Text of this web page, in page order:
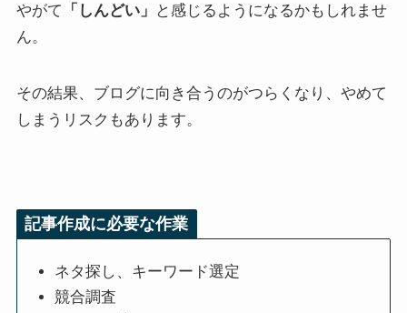
やがて 「しんどい」
と感じるようになるかもしれませ
ん。
その結果、ブログに向き合うのがつらくなり、やめて
しまうリスクもあります。
記事作成に必要な作業
ネタ探し、キーワード選定
競合調査